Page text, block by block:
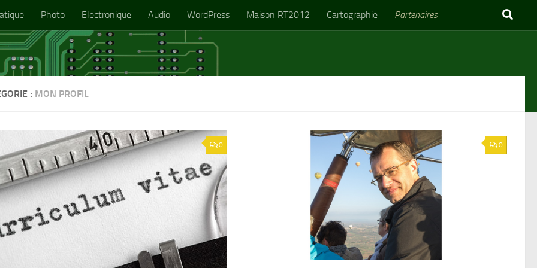
Photo Electronique Audio WordPress Maison RT2012 Cartographie Partenaires
: MON PROFIL
0 0